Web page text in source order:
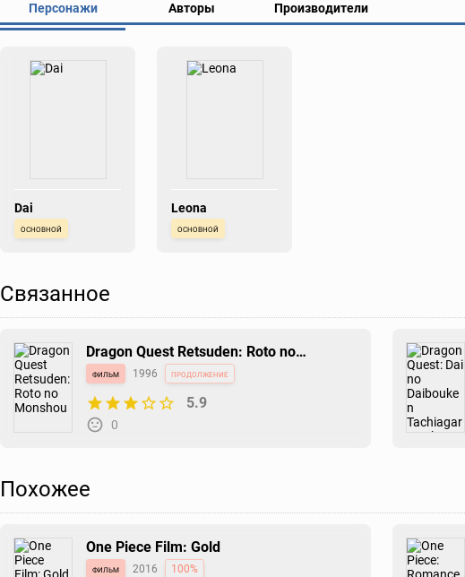
Персонажи Авторы Производители
Dai
основной
Leona
основной
Связанное
Dragon Quest Retsuden: Roto no
Monshou
фильм 1996 продолжение
5.9
0
Похожее
One Piece Film: Gold
фильм 2016 100%